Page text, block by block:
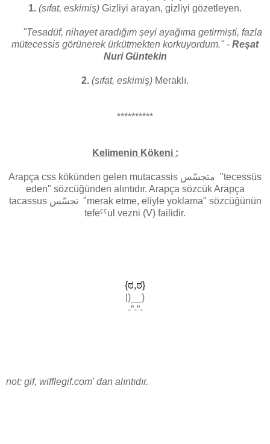
1. (sıfat, eskimiş) Gizliyi arayan, gizliyi gözetleyen.
"Tesadüf, nihayet aradığım şeyi ayağıma getirmişti, fazla
mütecessis görünerek ürkütmekten korkuyordum." - Reşat
Nuri Güntekin
2. (sıfat, eskimiş) Meraklı.
**********
Kelimenin Kökeni :
Arapça css kökünden gelen mutacassis متجسّس "tecessüs
eden" sözcüğünden alıntıdır. Arapça sözcük Arapça
tacassus تجسّس "merak etme, eliyle yoklama" sözcüğünün
tefeˁˁul vezni (V) failidir.
{ಠ,ಠ}
|)__)
-”-”-
not: gif, wifflegif.com' dan alıntıdır.